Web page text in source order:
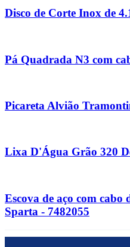
Disco de Corte Inox de
Pá Quadrada N3 com
Picareta Alvião
Lixa D'Água Grão 320
Escova de aço com cabo
Sparta - 7482055